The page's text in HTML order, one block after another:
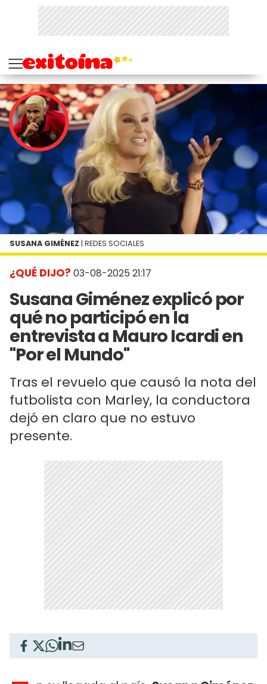
¿QUÉ DIJO? 03-08-2025 21:17
Susana Giménez explicó por
qué no participó en la
entrevista a Mauro Icardi en
"Por el Mundo"
Tras el revuelo que causó la nota del
futbolista con Marley, la conductora
dejó en claro que no estuvo
presente.
SUSANA GIMÉNEZ | REDES SOCIALES